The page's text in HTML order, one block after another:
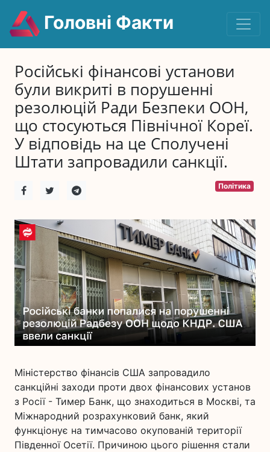
Головні Факти
Російські фінансові установи
були викриті в порушенні
резолюцій Ради Безпеки ООН,
що стосуються Північної Кореї.
У відповідь на це Сполучені
Штати запровадили санкції.
Політика
Міністерство фінансів США запровадило
санкційні заходи проти двох фінансових установ
з Росії - Тимер Банк, що знаходиться в Москві, та
Міжнародний розрахунковий банк, який
функціонує на тимчасово окупованій території
Південної Осетії. Причиною цього рішення стали